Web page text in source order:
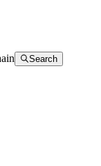
Search